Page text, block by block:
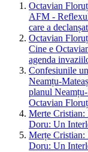
Octavian
AFM -
care a
Octavian
Cine e
agenda
Confesiunile
Neamțu-
planul
Octavian
Merte Cristian:
Doru: Un
Merțe
Doru: Un